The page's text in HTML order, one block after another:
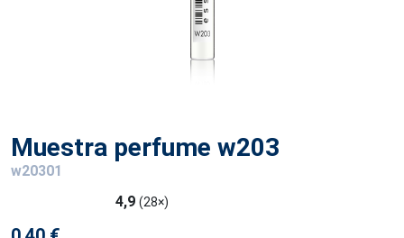
Muestra perfume w203
w20301
4,9 (28×)